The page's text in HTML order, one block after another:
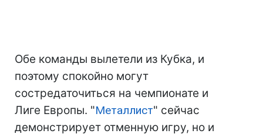
Обе команды вылетели из Кубка, и
поэтому спокойно могут
состредаточиться на чемпионате и
Лиге Европы. "Металлист" сейчас
демонстрирует отменную игру, но и